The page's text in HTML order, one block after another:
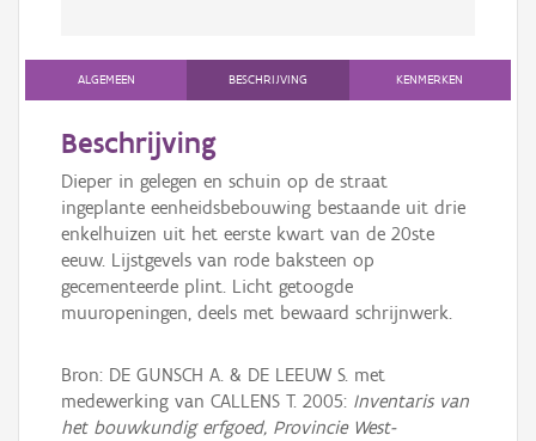
ALGEMEEN BESCHRIJVING KENMERKEN
Beschrijving
Dieper in gelegen en schuin op de straat
ingeplante eenheidsbebouwing bestaande uit drie
enkelhuizen uit het eerste kwart van de 20ste
eeuw. Lijstgevels van rode baksteen op
gecementeerde plint. Licht getoogde
muuropeningen, deels met bewaard schrijnwerk.
Bron: DE GUNSCH A. & DE LEEUW S. met
medewerking van CALLENS T. 2005: Inventaris van
het bouwkundig erfgoed, Provincie West-